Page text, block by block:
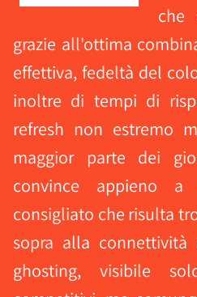
che
grazie all'ottima
effettiva, fedeltà del
inoltre di tempi di
refresh non estremo
maggior parte dei
convince appieno
consigliato che risulta
sopra alla
ghosting, visibile